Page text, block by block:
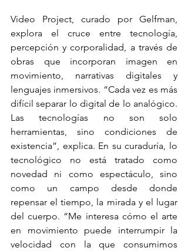
Video Project, curado por Gelfman,
explora el cruce entre tecnología,
percepción y corporalidad, a través de
obras que incorporan imagen en
movimiento, narrativas digitales y
lenguajes inmersivos. “Cada vez es más
difícil separar lo digital de lo analógico.
Las tecnologías no son solo
herramientas, sino condiciones de
existencia”, explica. En su curaduría, lo
tecnológico no está tratado como
novedad ni como espectáculo, sino
como un campo desde donde
repensar el tiempo, la mirada y el lugar
del cuerpo. “Me interesa cómo el arte
en movimiento puede interrumpir la
velocidad con la que consumimos